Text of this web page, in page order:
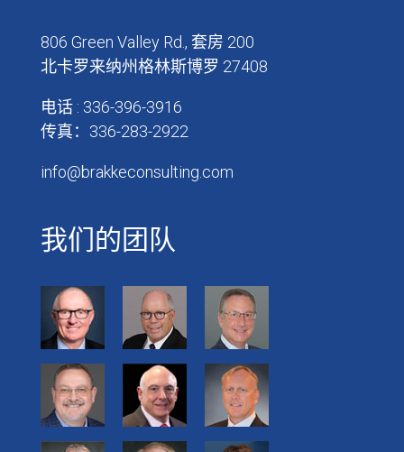
806 Green Valley Rd., 套房 200
北卡罗来纳州格林斯博罗 27408
电话 : 336-396-3916
传真：336-283-2922
info@brakkeconsulting.com
我们的团队